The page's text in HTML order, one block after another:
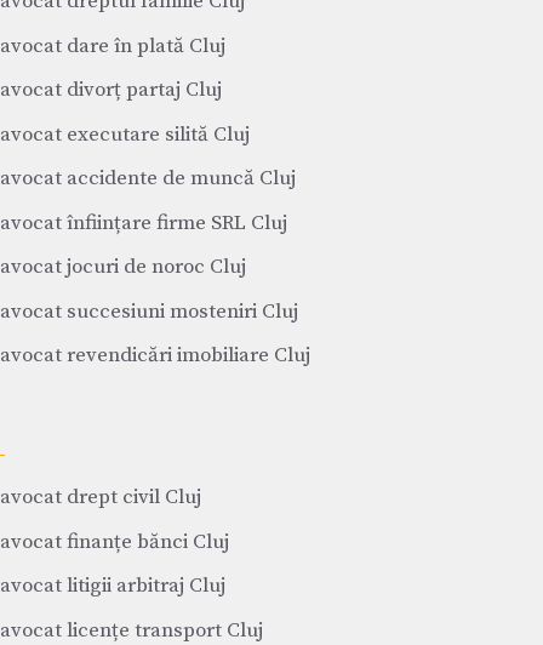
avocat dare în plată Cluj
avocat divorț partaj Cluj
avocat executare silită Cluj
avocat accidente de muncă Cluj
avocat înființare firme SRL Cluj
avocat jocuri de noroc Cluj
avocat succesiuni mosteniri Cluj
avocat revendicări imobiliare Cluj
avocat drept civil Cluj
avocat finanțe bănci Cluj
avocat litigii arbitraj Cluj
avocat licențe transport Cluj